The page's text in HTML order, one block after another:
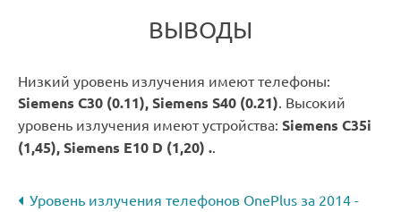
ВЫВОДЫ
Низкий уровень излучения имеют телефоны:
Siemens C30 (0.11), Siemens S40 (0.21). Высокий
уровень излучения имеют устройства: Siemens C35i
(1,45), Siemens E10 D (1,20) ..
Уровень излучения телефонов OnePlus за 2014 -